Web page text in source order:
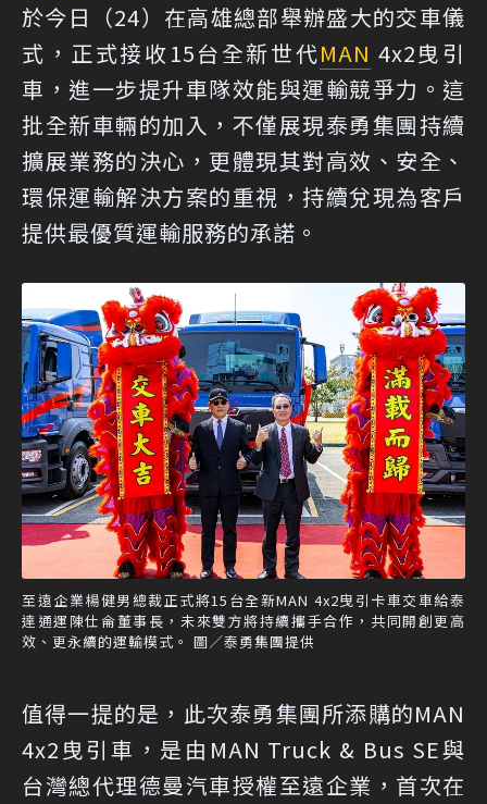
於今日（24）在高雄總部舉辦盛大的交車儀
式，正式接收15台全新世代MAN 4x2曳引
車，進一步提升車隊效能與運輸競爭力。這
批全新車輛的加入，不僅展現泰勇集團持續
擴展業務的決心，更體現其對高效、安全、
環保運輸解決方案的重視，持續兌現為客戶
提供最優質運輸服務的承諾。
至遠企業楊健男總裁正式將15台全新MAN 4x2曳引卡車交車給泰
達通運陳仕侖董事長，未來雙方將持續攜手合作，共同開創更高
效、更永續的運輸模式。 圖／泰勇集團提供
值得一提的是，此次泰勇集團所添購的MAN
4x2曳引車，是由MAN Truck & Bus SE與
台灣總代理德曼汽車授權至遠企業，首次在